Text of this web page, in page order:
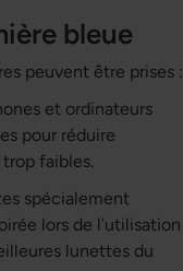
bleue
peuvent être prises :
et ordinateurs
pour réduire
faibles.
spécialement
lors de l’utilisation
lunettes du